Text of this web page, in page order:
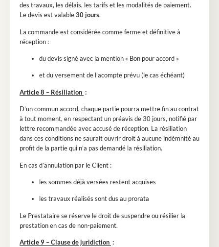
des travaux, les délais, les tarifs et les modalités de paiement.
Le devis est valable30 jours.
La commande est considérée comme ferme et définitive à
réception :
du devis signé avec la mention « Bon pour accord »
et du versement de l’acompte prévu (le cas échéant)
Article 8 – Résiliation :
D’un commun accord, chaque partie pourra mettre fin au contrat
à tout moment, en respectant un préavis de 30 jours, notifié par
lettre recommandée avec accusé de réception. La résiliation
dans ces conditions ne saurait ouvrir droit à aucune indémnité au
profit de la partie qui n’a pas demandé la résiliation.
En cas d’annulation par le Client :
les sommes déjà versées restent acquises
les travaux réalisés sont dus au prorata
Le Prestataire se réserve le droit de suspendre ou résilier la
prestation en cas de non-paiement.
Article 9 – Clause de juridiction :